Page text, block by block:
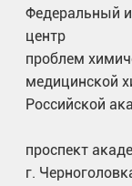
Федеральный
центр
проблем
медицинской
Российской
проспект
г.